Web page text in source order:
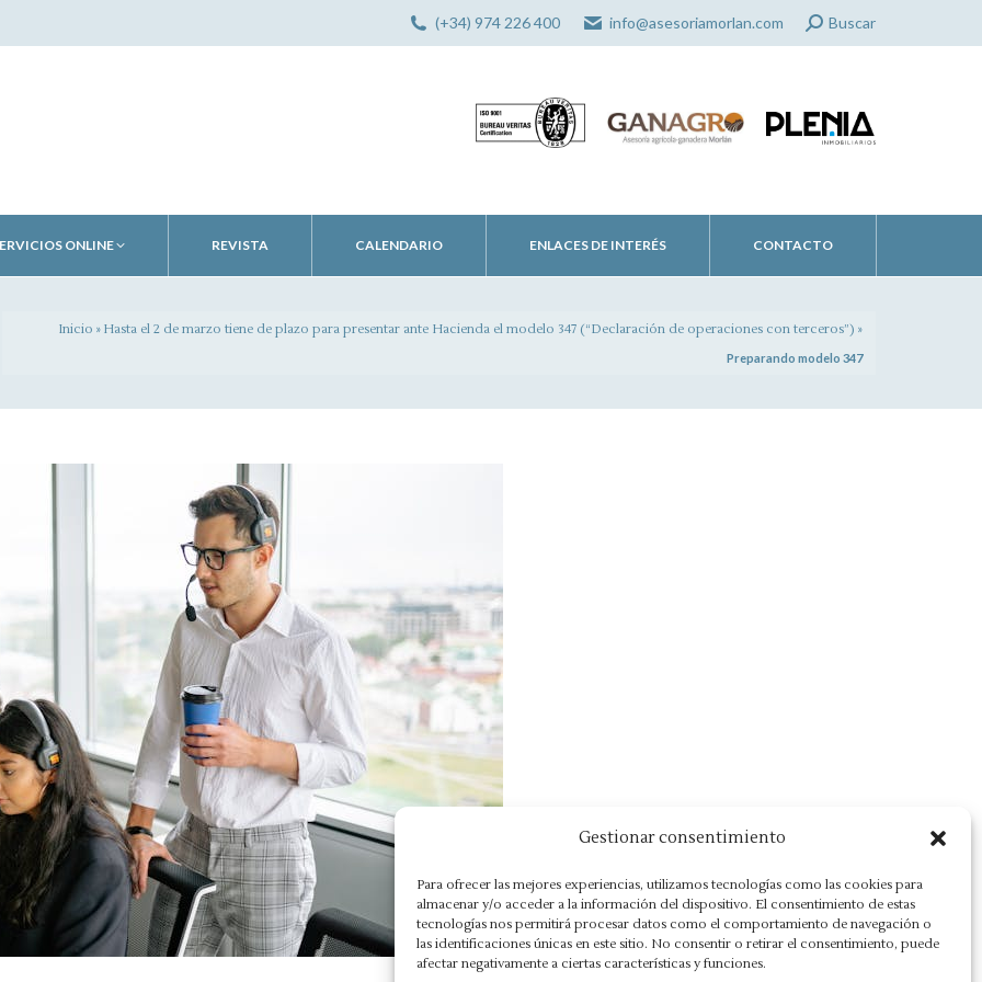
Gestionar consentimiento
Para ofrecer las mejores experiencias, utilizamos tecnologías como las cookies para
almacenar y/o acceder a la información del dispositivo. El consentimiento de estas
tecnologías nos permitirá procesar datos como el comportamiento de navegación o
las identificaciones únicas en este sitio. No consentir o retirar el consentimiento, puede
afectar negativamente a ciertas características y funciones.
(+34) 974 226 400 info@asesoriamorlan.com Search:
Buscar
ONLINE REVISTA CALENDARIO ENLACES DE INTERÉS CONTACTO
Inicio » Hasta el 2 de marzo tiene de plazo para presentar ante Hacienda el modelo 347 (“Declaración de operaciones con terceros”) »
Preparando modelo 347